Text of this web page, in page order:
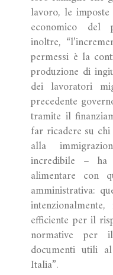
lavoro, le
economico del
inoltre,
permessi è la
produzione di
dei lavoratori
precedente
tramite il
far ricadere su
alla
incredibile –
alimentare con
amministrativa:
efficiente per il
normative per
documenti utili
Italia”.